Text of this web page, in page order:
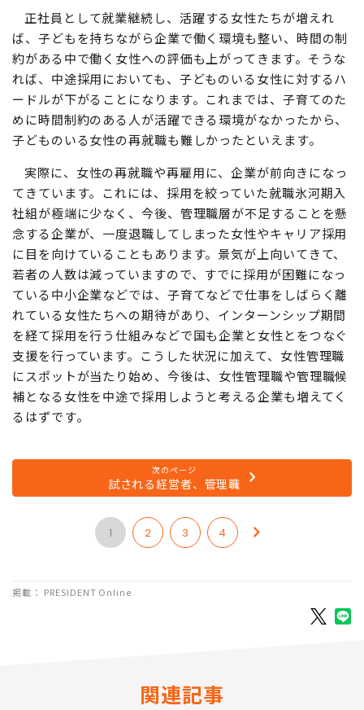
正社員として就業継続し、活躍する女性たちが増えれ
ば、子どもを持ちながら企業で働く環境も整い、時間の制
約がある中で働く女性への評価も上がってきます。そうな
れば、中途採用においても、子どものいる女性に対するハ
ードルが下がることになります。これまでは、子育てのた
めに時間制約のある人が活躍できる環境がなかったから、
子どものいる女性の再就職も難しかったといえます。
実際に、女性の再就職や再雇用に、企業が前向きになっ
てきています。これには、採用を絞っていた就職氷河期入
社組が極端に少なく、今後、管理職層が不足することを懸
念する企業が、一度退職してしまった女性やキャリア採用
に目を向けていることもあります。景気が上向いてきて、
若者の人数は減っていますので、すでに採用が困難になっ
ている中小企業などでは、子育てなどで仕事をしばらく離
れている女性たちへの期待があり、インターンシップ期間
を経て採用を行う仕組みなどで国も企業と女性とをつなぐ
支援を行っています。こうした状況に加えて、女性管理職
にスポットが当たり始め、今後は、女性管理職や管理職候
補となる女性を中途で採用しようと考える企業も増えてく
るはずです。
次のページ
試される経営者、管理職
1 2 3 4
掲載： PRESIDENT Online
関連記事